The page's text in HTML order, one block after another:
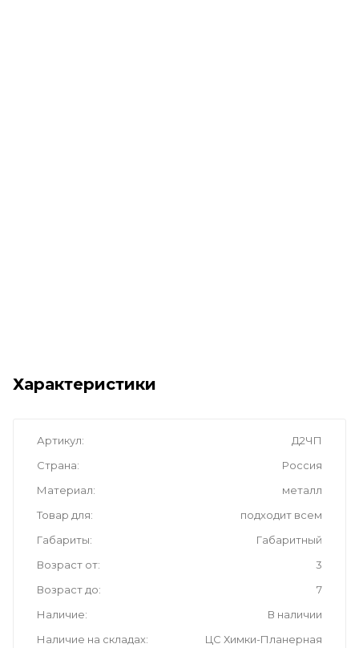
Характеристики
Артикул
Д2ЧП
Страна
Россия
Материал
металл
Товар для
подходит всем
Габариты
Габаритный
Возраст от
3
Возраст до
7
Наличие
В наличии
Наличие на складах
ЦС Химки-Планерная